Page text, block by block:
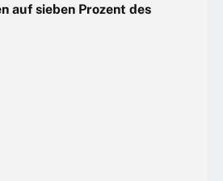
auf sieben Prozent des